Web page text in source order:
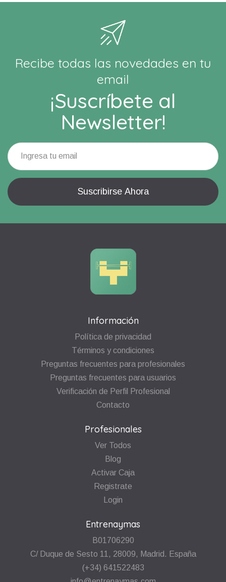
Recibe todas las novedades en tu
email
¡Suscríbete al
Newsletter!
Información
Política de privacidad
Términos y condiciones
Preguntas frecuentes para profesionales
Preguntas frecuentes para usuarios
Verificación de Perfil Profesional
Contacto
Profesionales
Ver Todos
Blog
Activar Caja
Registrate
Login
Entrenaymas
B01706290
C/ Duque de Sesto 11, 28009, Madrid. España
(+34) 641522483